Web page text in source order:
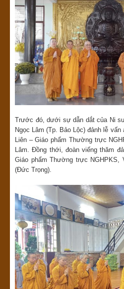
Trước đó, dưới sự dẫn dắt của Ni
Ngọc Lâm (Tp. Bảo Lộc) đảnh lễ
Liên – Giáo phẩm Thường trực
Lâm. Đồng thới, đoàn viếng thăm
Giáo phẩm Thường trực NGHPKS,
(Đức Trọng).